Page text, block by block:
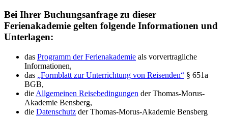
Bei Ihrer Buchungsanfrage zu dieser
Ferienakademie gelten folgende Informationen und
Unterlagen:
das Programm der Ferienakademie als vorvertragliche
Informationen,
das „Formblatt zur Unterrichtung von Reisenden“ § 651a
BGB,
die Allgemeinen Reisebedingungen der Thomas-Morus-
Akademie Bensberg,
die Datenschutz der Thomas-Morus-Akademie Bensberg